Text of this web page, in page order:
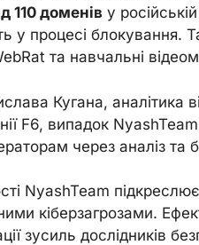
110 доменів у
у процесі блокування.
та навчальні
Кугана, аналітика
F6, випадок
через аналіз та
NyashTeam
кіберзагрозами.
зусиль дослідників